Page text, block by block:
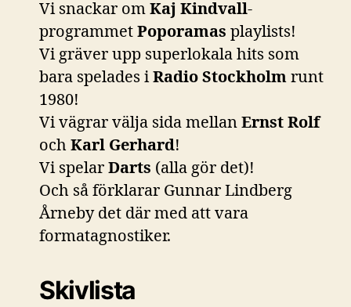
Vi snackar om Kaj Kindvall-
programmet Poporamas playlists!
Vi gräver upp superlokala hits som
bara spelades iRadio Stockholm runt
1980!
Vi vägrar välja sida mellan Ernst Rolf
och Karl Gerhard!
Vi spelar Darts (alla gör det)!
Och så förklarar Gunnar Lindberg
Årneby det där med att vara
formatagnostiker.
Skivlista